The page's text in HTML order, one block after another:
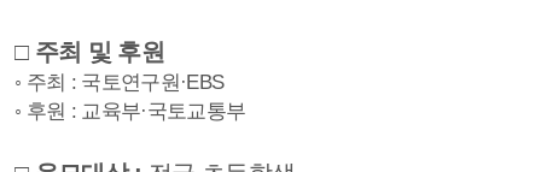
□ 주최 및 후원
◦ 주최 : 국토연구원 ·EBS
◦ 후원 : 교육부·국토교통부